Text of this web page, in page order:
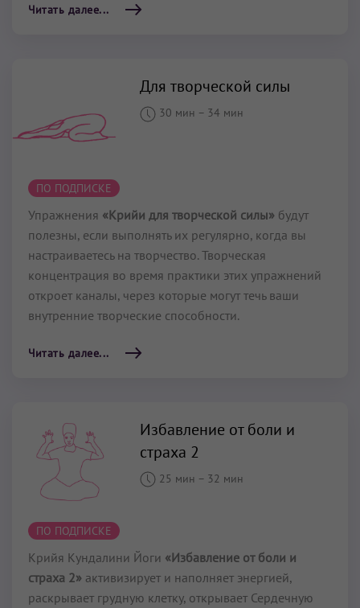
Читать далее...
Для творческой силы
30 мин – 34 мин
ПО ПОДПИСКЕ
Упражнения «Крийи для творческой силы» будут
полезны, если выполнять их регулярно, когда вы
настраиваетесь на творчество. Творческая
концентрация во время практики этих упражнений
откроет каналы, через которые могут течь ваши
внутренние творческие способности.
Читать далее...
Избавление от боли и
страха 2
25 мин – 32 мин
ПО ПОДПИСКЕ
Крийя Кундалини Йоги «Избавление от боли и
страха 2» активизирует и наполняет энергией,
раскрывает грудную клетку, открывает Сердечную